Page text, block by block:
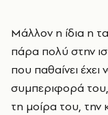
Μάλλον η ίδια η
πάρα πολύ στην
που παθαίνει
συμπεριφορά του,
τη μοίρα του, την